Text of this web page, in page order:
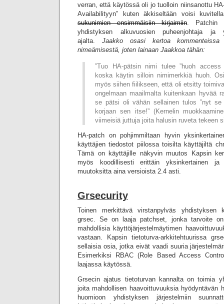
verran, että käytössä oli jo tuolloin niinsanottu
Availabilityyn” kuten äkkiseltään voisi
sukunimien ensimmäisiin kirjaimiin. Patchin
yhdistyksen alkuvuosien puheenjohtaja ja
ajalta. Jaakko osasi kertoa
nimeämisestä, joten lainaan Jaakkoa tähän:
”Tuo HA-pätsin nimi tulee ”huoh access
koska käytin silloin nimimerkkiä huoh.
myös siihen fiilikseen, että oli etsitty
ongelmaan maailmalta kuitenkaan hyvää
se pätsi oli vähän sellainen tulos ”nyt se
korjaan sen itse!” (Kernelin
viimeisiä juttuja joita halusin ruveta tekeen
HA-patch on pohjimmiltaan hyvin
käyttäjien tiedostot piilossa toisilta käyttäjiltä
Tämä on käyttäjille näkyvin muutos Kapsin
myös koodillisesti erittäin yksinkertainen
muutoksitta aina versioista 2.4 asti.
Grsecurity
Toinen merkittävä virstanpylväs yhdistyksen
grsec. Se on laaja patchset, jonka tarvoite
mahdollisia käyttöjärjestelmäytimen
vastaan. Kapsin tietoturva-arkkitehtuurissa
sellaisia osia, jotka eivät vaadi suuria
Esimerkiksi RBAC (Role Based Access
laajassa käytössä.
Grsecin ajatus tietoturvan kannalta on toimia
joita mahdollisen haavoittuvuuksia hyödyntävän
huomioon yhdistyksen järjestelmiin